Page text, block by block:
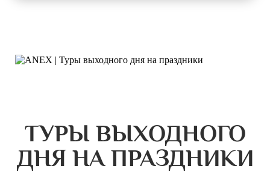
ТУРЫ ВЫХОДНОГО
ДНЯ НА ПРАЗДНИКИ